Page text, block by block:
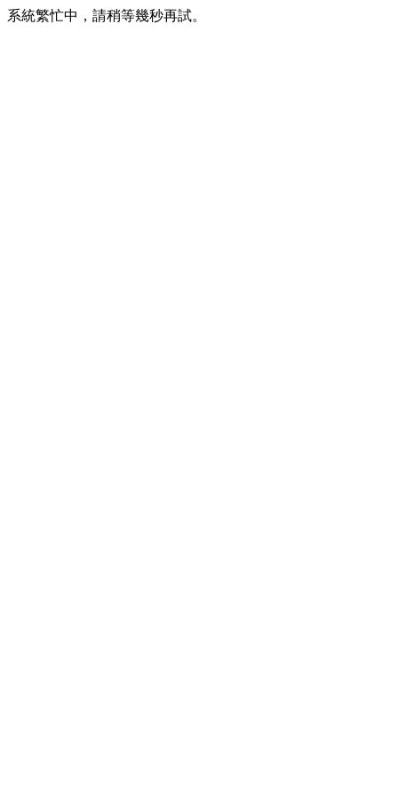
系統繁忙中，請稍等幾秒再試。